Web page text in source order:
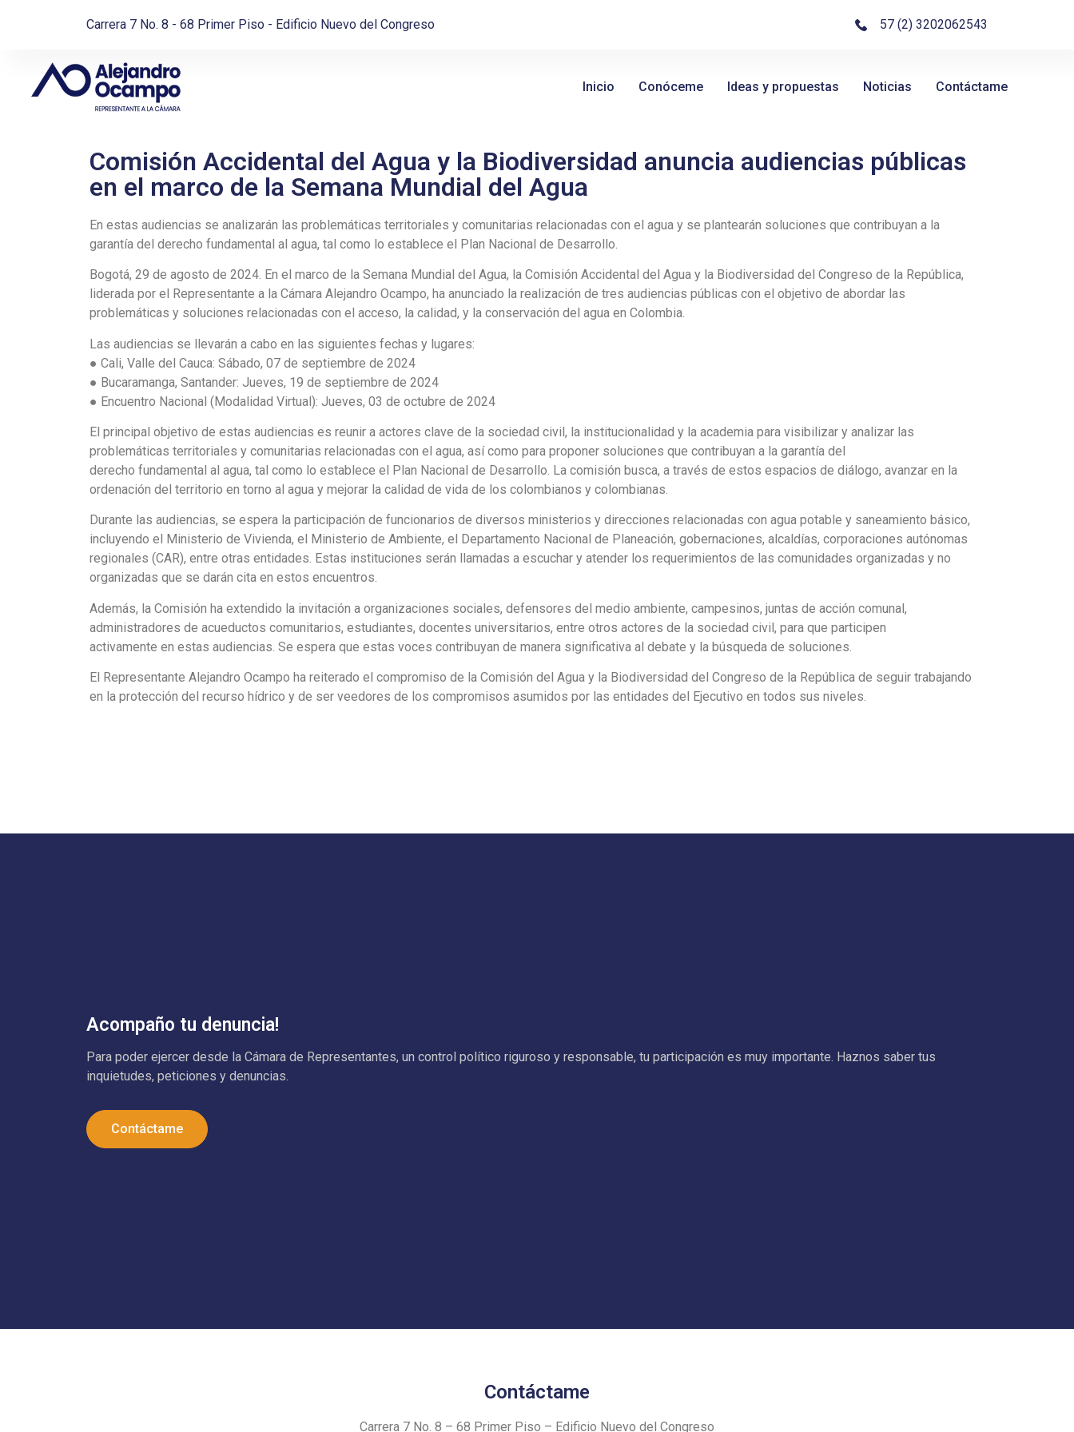
Carrera 7 No. 8 - 68 Primer Piso - Edificio Nuevo del Congreso 57 (2) 3202062543
Inicio Conóceme Ideas y propuestas Noticias Contáctame
Comisión Accidental del Agua y la Biodiversidad anuncia audiencias públicas
en el marco de la Semana Mundial del Agua
En estas audiencias se analizarán las problemáticas territoriales y comunitarias relacionadas con el agua y se plantearán soluciones que contribuyan a la
garantía del derecho fundamental al agua, tal como lo establece el Plan Nacional de Desarrollo.
Bogotá, 29 de agosto de 2024. En el marco de la Semana Mundial del Agua, la Comisión Accidental del Agua y la Biodiversidad del Congreso de la República,
liderada por el Representante a la Cámara Alejandro Ocampo, ha anunciado la realización de tres audiencias públicas con el objetivo de abordar las
problemáticas y soluciones relacionadas con el acceso, la calidad, y la conservación del agua en Colombia.
Las audiencias se llevarán a cabo en las siguientes fechas y lugares:
● Cali, Valle del Cauca: Sábado, 07 de septiembre de 2024
● Bucaramanga, Santander: Jueves, 19 de septiembre de 2024
● Encuentro Nacional (Modalidad Virtual): Jueves, 03 de octubre de 2024
El principal objetivo de estas audiencias es reunir a actores clave de la sociedad civil, la institucionalidad y la academia para visibilizar y analizar las
problemáticas territoriales y comunitarias relacionadas con el agua, así como para proponer soluciones que contribuyan a la garantía del
derecho fundamental al agua, tal como lo establece el Plan Nacional de Desarrollo. La comisión busca, a través de estos espacios de diálogo, avanzar en la
ordenación del territorio en torno al agua y mejorar la calidad de vida de los colombianos y colombianas.
Durante las audiencias, se espera la participación de funcionarios de diversos ministerios y direcciones relacionadas con agua potable y saneamiento básico,
incluyendo el Ministerio de Vivienda, el Ministerio de Ambiente, el Departamento Nacional de Planeación, gobernaciones, alcaldías, corporaciones autónomas
regionales (CAR), entre otras entidades. Estas instituciones serán llamadas a escuchar y atender los requerimientos de las comunidades organizadas y no
organizadas que se darán cita en estos encuentros.
Además, la Comisión ha extendido la invitación a organizaciones sociales, defensores del medio ambiente, campesinos, juntas de acción comunal,
administradores de acueductos comunitarios, estudiantes, docentes universitarios, entre otros actores de la sociedad civil, para que participen
activamente en estas audiencias. Se espera que estas voces contribuyan de manera significativa al debate y la búsqueda de soluciones.
El Representante Alejandro Ocampo ha reiterado el compromiso de la Comisión del Agua y la Biodiversidad del Congreso de la República de seguir trabajando
en la protección del recurso hídrico y de ser veedores de los compromisos asumidos por las entidades del Ejecutivo en todos sus niveles.
Acompaño tu denuncia!
Para poder ejercer desde la Cámara de Representantes, un control político riguroso y responsable, tu participación es muy importante. Haznos saber tus
inquietudes, peticiones y denuncias.
Contáctame
Contáctame
Carrera 7 No. 8 – 68 Primer Piso – Edificio Nuevo del Congreso